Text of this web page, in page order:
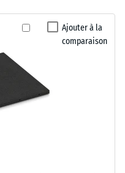
Ajouter à la
comparaison